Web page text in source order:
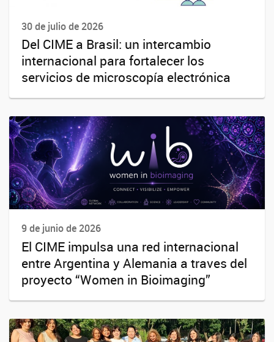
30 de julio de 2026
Del CIME a Brasil: un intercambio
internacional para fortalecer los
servicios de microscopía electrónica
9 de junio de 2026
El CIME impulsa una red internacional
entre Argentina y Alemania a traves del
proyecto “Women in Bioimaging”